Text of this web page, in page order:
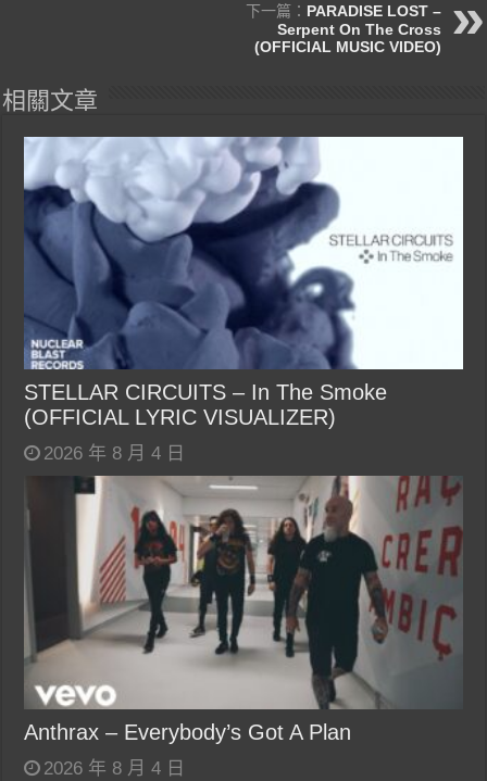
下一篇： PARADISE LOST –
Serpent On The Cross
(OFFICIAL MUSIC VIDEO)
相關文章
STELLAR CIRCUITS – In The Smoke
(OFFICIAL LYRIC VISUALIZER)
2026 年 8 月 4 日
Anthrax – Everybody’s Got A Plan
2026 年 8 月 4 日